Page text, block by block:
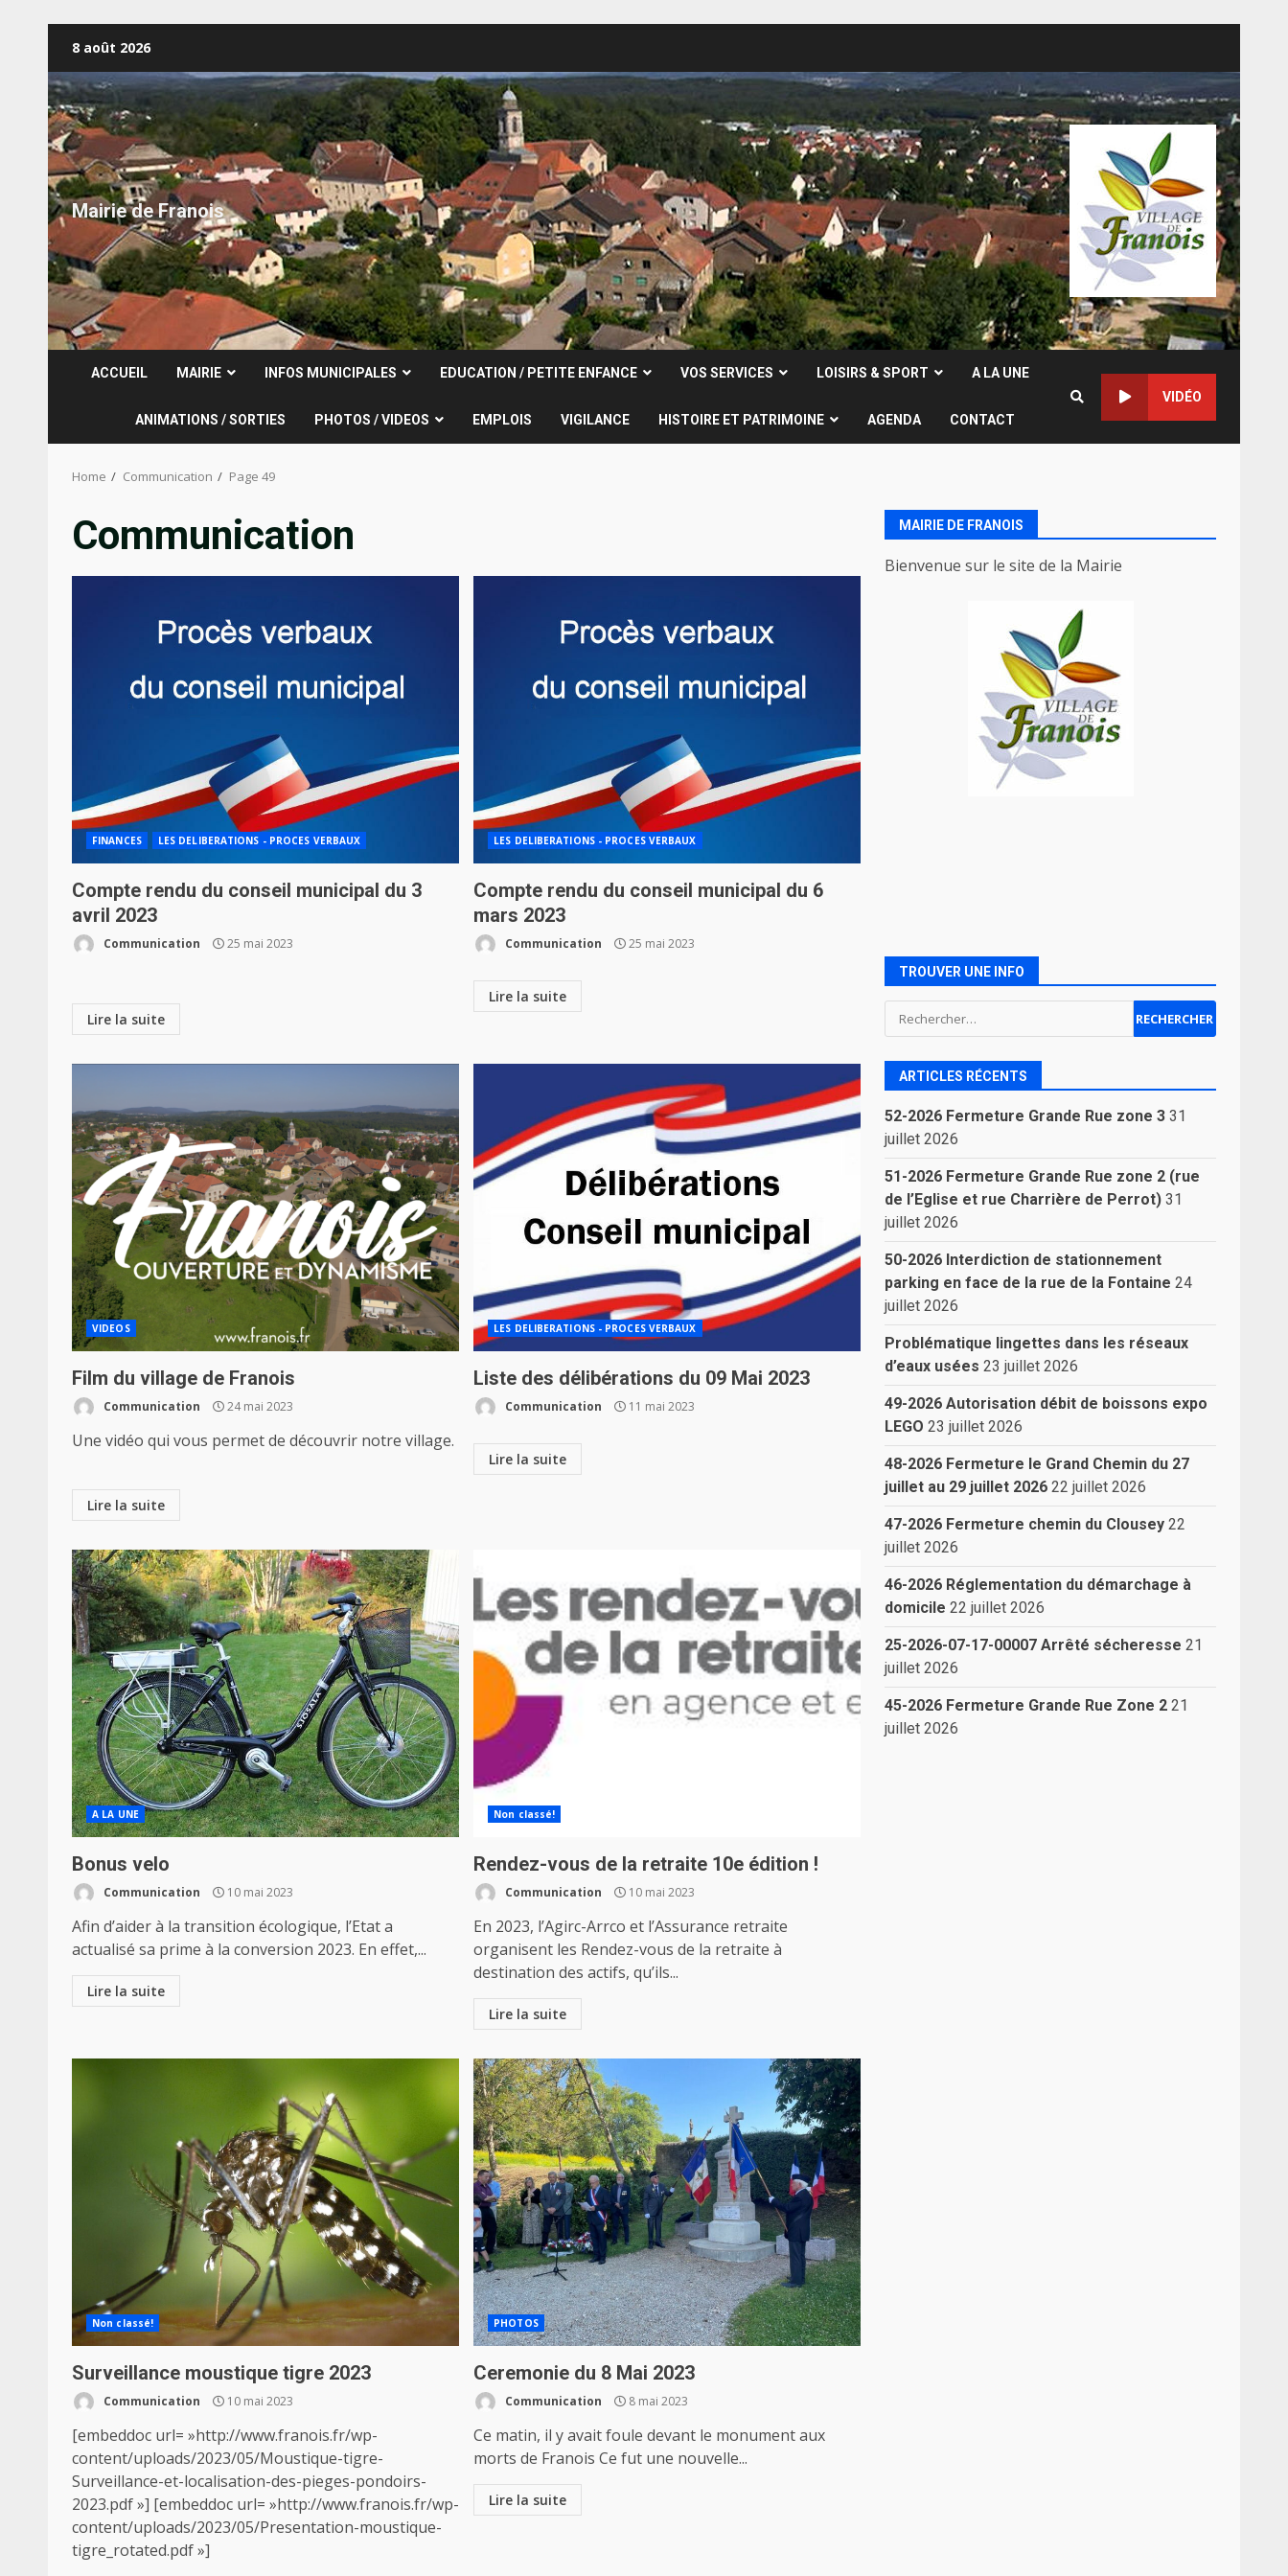
content
8 août 2026
Mairie de Franois
ACCUEIL MAIRIE INFOS MUNICIPALES EDUCATION / PETITE ENFANCE VOS SERVICES LOISIRS & SPORT A LA UNE
ANIMATIONS / SORTIES PHOTOS / VIDEOS EMPLOIS VIGILANCE HISTOIRE ET PATRIMOINE AGENDA CONTACT
VIDÉO
Home Communication Page 49
Communication
FINANCES LES DELIBERATIONS - PROCES VERBAUX
Compte rendu du conseil municipal du 3
avril 2023
Communication 25 mai 2023
Lire la suite
LES DELIBERATIONS - PROCES VERBAUX
Compte rendu du conseil municipal du 6
mars 2023
Communication 25 mai 2023
Lire la suite
VIDEOS
Film du village de Franois
Communication 24 mai 2023
Une vidéo qui vous permet de découvrir notre village.
Lire la suite
LES DELIBERATIONS - PROCES VERBAUX
Liste des délibérations du 09 Mai 2023
Communication 11 mai 2023
Lire la suite
A LA UNE
Bonus velo
Communication 10 mai 2023
Afin d’aider à la transition écologique, l’Etat a
actualisé sa prime à la conversion 2023. En effet,...
Lire la suite
Non classé!
Rendez-vous de la retraite 10e édition !
Communication 10 mai 2023
En 2023, l’Agirc-Arrco et l’Assurance retraite
organisent les Rendez-vous de la retraite à
destination des actifs, qu’ils...
Lire la suite
Non classé!
Surveillance moustique tigre 2023
Communication 10 mai 2023
[embeddoc url= »http://www.franois.fr/wp-
content/uploads/2023/05/Moustique-tigre-
Surveillance-et-localisation-des-pieges-pondoirs-
2023.pdf »] [embeddoc url= »http://www.franois.fr/wp-
content/uploads/2023/05/Presentation-moustique-
tigre_rotated.pdf »]
PHOTOS
Ceremonie du 8 Mai 2023
Communication 8 mai 2023
Ce matin, il y avait foule devant le monument aux
morts de Franois Ce fut une nouvelle...
Lire la suite
MAIRIE DE FRANOIS
Bienvenue sur le site de la Mairie
TROUVER UNE INFO
Rechercher :
ARTICLES RÉCENTS
52-2026 Fermeture Grande Rue zone 3 31
juillet 2026
51-2026 Fermeture Grande Rue zone 2 (rue
de l’Eglise et rue Charrière de Perrot) 31
juillet 2026
50-2026 Interdiction de stationnement
parking en face de la rue de la Fontaine 24
juillet 2026
Problématique lingettes dans les réseaux
d’eaux usées 23 juillet 2026
49-2026 Autorisation débit de boissons expo
LEGO 23 juillet 2026
48-2026 Fermeture le Grand Chemin du 27
juillet au 29 juillet 2026 22 juillet 2026
47-2026 Fermeture chemin du Clousey 22
juillet 2026
46-2026 Réglementation du démarchage à
domicile 22 juillet 2026
25-2026-07-17-00007 Arrêté sécheresse 21
juillet 2026
45-2026 Fermeture Grande Rue Zone 2 21
juillet 2026